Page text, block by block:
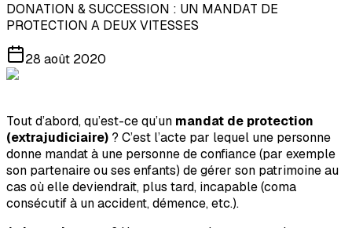
DONATION & SUCCESSION : UN MANDAT DE
PROTECTION A DEUX VITESSES
28 août 2020
Tout d’abord, qu’est-ce qu’un mandat de protection
(extrajudiciaire) ? C’est l’acte par lequel une personne
donne mandat à une personne de confiance (par exemple
son partenaire ou ses enfants) de gérer son patrimoine au
cas où elle deviendrait, plus tard, incapable (coma
consécutif à un accident, démence, etc.).